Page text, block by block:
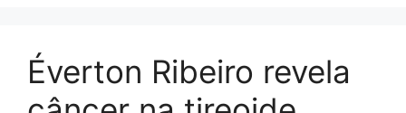
Éverton Ribeiro revela